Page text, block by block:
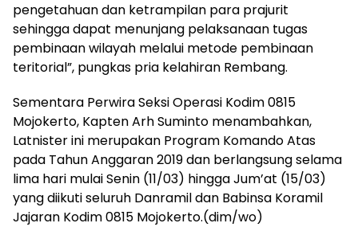
pengetahuan dan ketrampilan para prajurit
sehingga dapat menunjang pelaksanaan tugas
pembinaan wilayah melalui metode pembinaan
teritorial”, pungkas pria kelahiran Rembang.
Sementara Perwira Seksi Operasi Kodim 0815
Mojokerto, Kapten Arh Suminto menambahkan,
Latnister ini merupakan Program Komando Atas
pada Tahun Anggaran 2019 dan berlangsung selama
lima hari mulai Senin (11/03) hingga Jum’at (15/03)
yang diikuti seluruh Danramil dan Babinsa Koramil
Jajaran Kodim 0815 Mojokerto.(dim/wo)